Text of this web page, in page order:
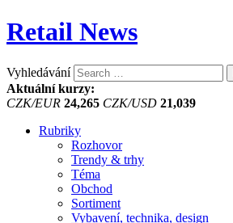
Retail News
Vyhledávání
Aktuální kurzy:
CZK/EUR 24,265 CZK/USD 21,039
Rubriky
Rozhovor
Trendy & trhy
Téma
Obchod
Sortiment
Vybavení, technika, design